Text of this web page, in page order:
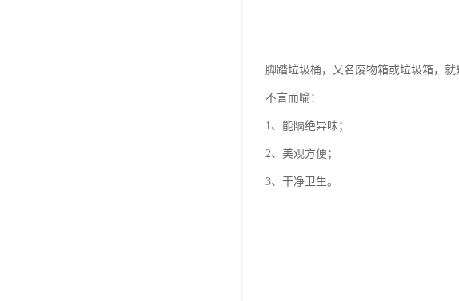
脚踏垃圾桶，又名废物箱或垃圾箱，
不言而喻：
1、能隔绝异味；
2、美观方便；
3、干净卫生。